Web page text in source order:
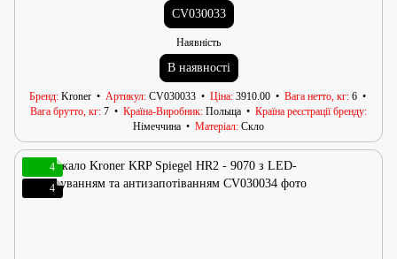
CV030033
Наявність
В наявності
Бренд Kroner Артикул CV030033 Ціна 3910.00 Вага нетто, кг 6
Вага брутто, кг 7 Країна-Виробник Польща
Країна реєстрації бренду
Німеччина
Матеріал Скло
4
4